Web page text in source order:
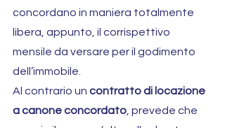
concordano in maniera totalmente
libera, appunto, il corrispettivo
mensile da versare per il godimento
dell’immobile.
Al contrario un contratto di locazione
a canone concordato , prevede che